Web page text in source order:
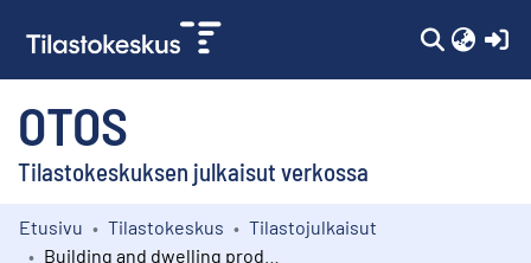
OTOS
Tilastokeskuksen julkaisut verkossa
Kokoelmat
Etusivu Tilastokeskus
Tilastojulkaisut